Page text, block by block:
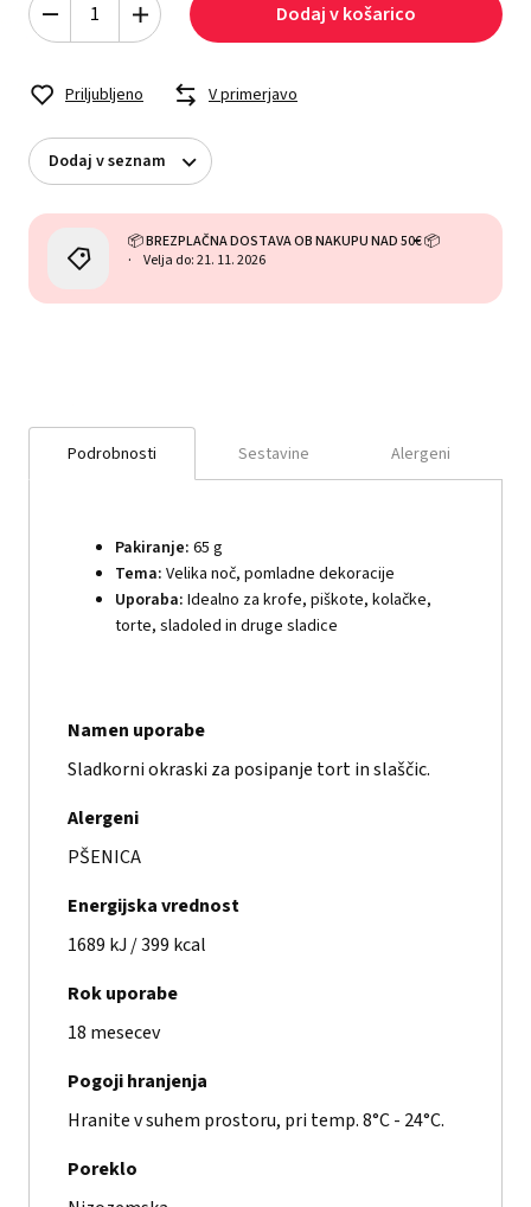
Dodaj v košarico
Priljubljeno V primerjavo
Dodaj v seznam
📦 BREZPLAČNA DOSTAVA OB NAKUPU NAD 50€ 📦
Velja do: 21. 11. 2026
Podrobnosti Sestavine Alergeni
Pakiranje: 65 g
Tema: Velika noč, pomladne dekoracije
Uporaba: Idealno za krofe, piškote, kolačke,
torte, sladoled in druge sladice
Namen uporabe
Sladkorni okraski za posipanje tort in slaščic.
Alergeni
PŠENICA
Energijska vrednost
1689 kJ / 399 kcal
Rok uporabe
18 mesecev
Pogoji hranjenja
Hranite v suhem prostoru, pri temp. 8°C - 24°C.
Poreklo